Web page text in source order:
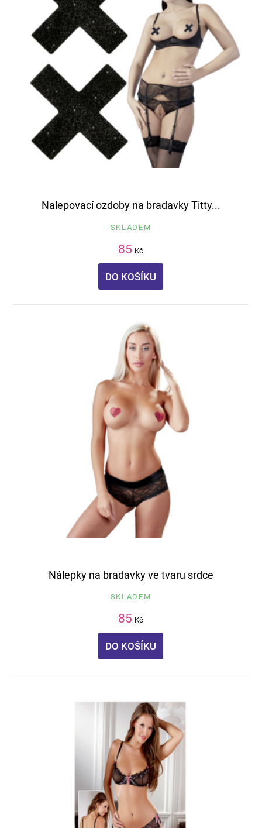
Nalepovací ozdoby na bradavky Titty...
SKLADEM
85 Kč
DO KOŠÍKU
Nálepky na bradavky ve tvaru srdce
SKLADEM
85 Kč
DO KOŠÍKU